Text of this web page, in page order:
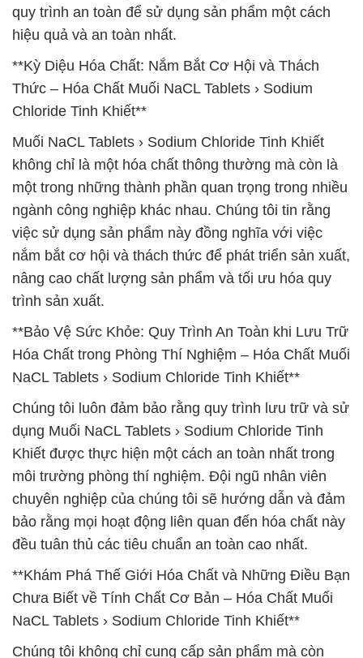
quy trình an toàn để sử dụng sản phẩm một cách
hiệu quả và an toàn nhất.
**Kỳ Diệu Hóa Chất: Nắm Bắt Cơ Hội và Thách
Thức – Hóa Chất Muối NaCL Tablets › Sodium
Chloride Tinh Khiết**
Muối NaCL Tablets › Sodium Chloride Tinh Khiết
không chỉ là một hóa chất thông thường mà còn là
một trong những thành phần quan trọng trong nhiều
ngành công nghiệp khác nhau. Chúng tôi tin rằng
việc sử dụng sản phẩm này đồng nghĩa với việc
nắm bắt cơ hội và thách thức để phát triển sản xuất,
nâng cao chất lượng sản phẩm và tối ưu hóa quy
trình sản xuất.
**Bảo Vệ Sức Khỏe: Quy Trình An Toàn khi Lưu Trữ
Hóa Chất trong Phòng Thí Nghiệm – Hóa Chất Muối
NaCL Tablets › Sodium Chloride Tinh Khiết**
Chúng tôi luôn đảm bảo rằng quy trình lưu trữ và sử
dụng Muối NaCL Tablets › Sodium Chloride Tinh
Khiết được thực hiện một cách an toàn nhất trong
môi trường phòng thí nghiệm. Đội ngũ nhân viên
chuyên nghiệp của chúng tôi sẽ hướng dẫn và đảm
bảo rằng mọi hoạt động liên quan đến hóa chất này
đều tuân thủ các tiêu chuẩn an toàn cao nhất.
**Khám Phá Thế Giới Hóa Chất và Những Điều Bạn
Chưa Biết về Tính Chất Cơ Bản – Hóa Chất Muối
NaCL Tablets › Sodium Chloride Tinh Khiết**
Chúng tôi không chỉ cung cấp sản phẩm mà còn